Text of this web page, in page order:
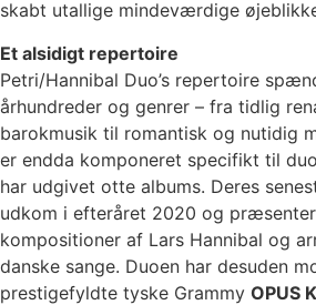
skabt utallige mindeværdige
Et alsidigt repertoire
Petri/Hannibal Duo’s repertoire
århundreder og genrer – fra tidlig
barokmusik til romantisk og nutidig
er endda komponeret specifikt til
har udgivet otte albums. Deres
udkom i efteråret 2020 og
kompositioner af Lars Hannibal og
danske sange. Duoen har desuden
prestigefyldte tyske Grammy OPUS